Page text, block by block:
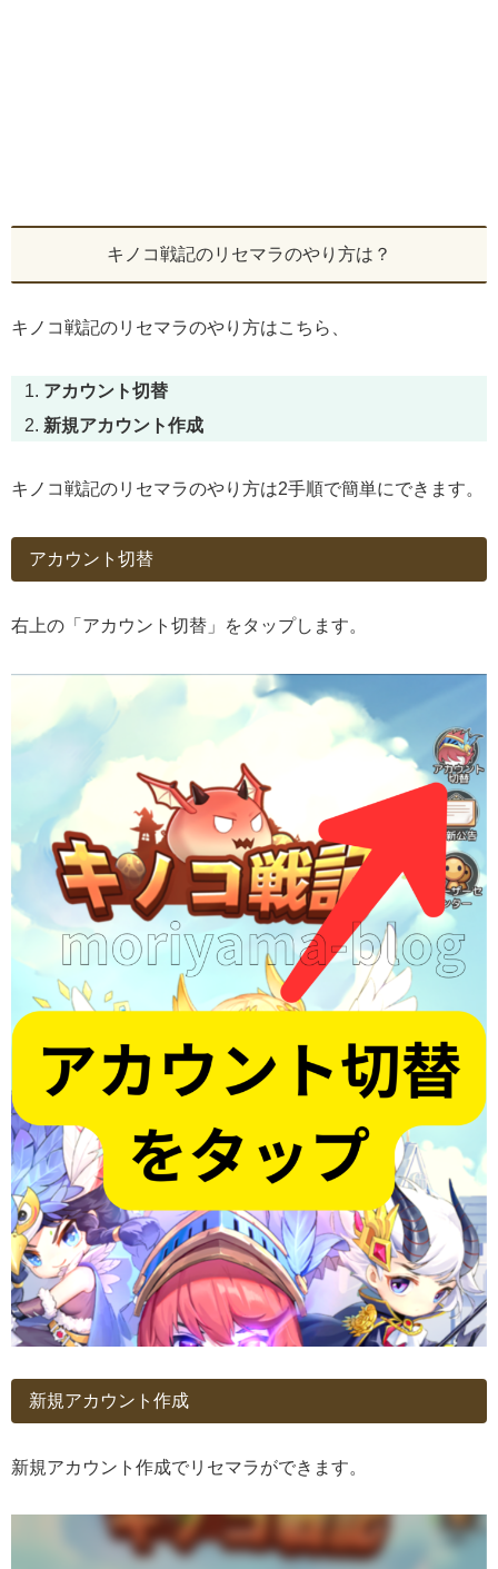
キノコ戦記のリセマラのやり方は？
キノコ戦記のリセマラのやり方はこちら、
アカウント切替
新規アカウント作成
キノコ戦記のリセマラのやり方は2手順で簡単にできます。
アカウント切替
右上の「アカウント切替」をタップします。
新規アカウント作成
新規アカウント作成でリセマラができます。